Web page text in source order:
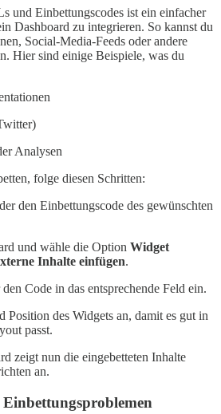
und Einbettungscodes ist ein einfacher
Dashboard zu integrieren. So kannst du
Social-Media-Feeds oder andere
Hier sind einige Beispiele, was du
Analysen
folge diesen Schritten:
den Einbettungscode des gewünschten
und wähle die Option Widget
Inhalte einfügen.
Code in das entsprechende Feld ein.
Position des Widgets an, damit es gut in
passt.
zeigt nun die eingebetteten Inhalte
an.